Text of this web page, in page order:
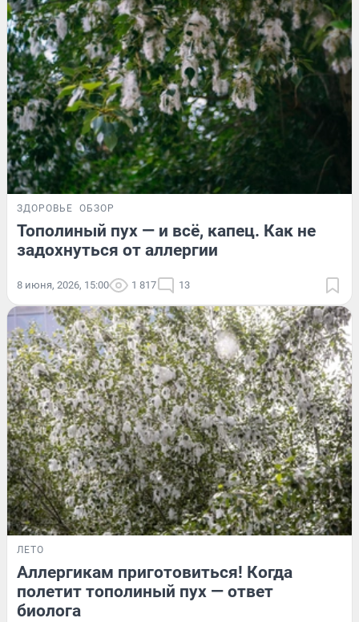
ЗДОРОВЬЕ ОБЗОР
Тополиный пух — и всё, капец. Как не
задохнуться от аллергии
8 июня, 2026, 15:00 1 817 13
ЛЕТО
Аллергикам приготовиться! Когда
полетит тополиный пух — ответ
биолога